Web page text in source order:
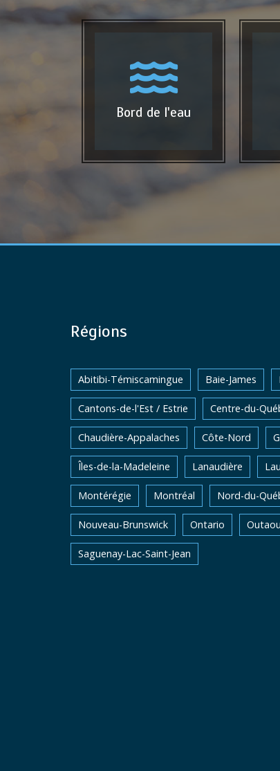
Bord de l'eau
Régions
Abitibi-Témiscamingue Baie-James
Cantons-de-l'Est / Estrie Centre-du-
Chaudière-Appalaches Côte-Nord
Îles-de-la-Madeleine Lanaudière
Montérégie Montréal Nord-du-
Nouveau-Brunswick Ontario
Saguenay-Lac-Saint-Jean